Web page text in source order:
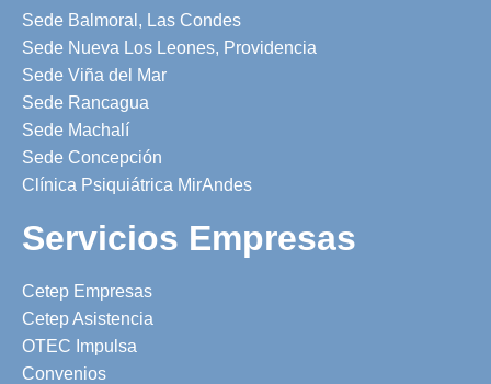
Sede Balmoral, Las Condes
Sede Nueva Los Leones, Providencia
Sede Viña del Mar
Sede Rancagua
Sede Machalí
Sede Concepción
Clínica Psiquiátrica MirAndes
Servicios Empresas
Cetep Empresas
Cetep Asistencia
OTEC Impulsa
Convenios